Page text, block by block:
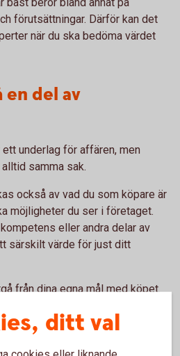
förutsättningar. Därför kan det
när du ska bedöma värdet
en del av
underlag för affären, men
samma sak.
också av vad du som köpare är
möjligheter du ser i företaget.
eller andra delar av
särskilt värde för just ditt
från dina egna mål med köpet.
ditt val